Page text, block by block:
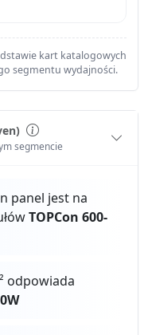
kart katalogowych
segmentu wydajności.
segmencie
panel jest na
TOPCon 600-
odpowiada